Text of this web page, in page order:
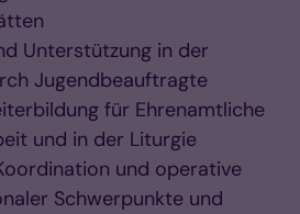
Unterstützung in der
Jugendbeauftragte
für Ehrenamtliche
und in der Liturgie
und operative
Schwerpunkte und